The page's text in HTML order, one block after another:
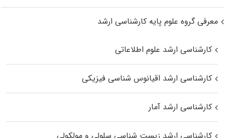
معرفی گروه علوم پایه کارشناسی ارشد
کارشناسی ارشد علوم اطلاعاتی
کارشناسی ارشد اقیانوس‌ شناسی فیزیکی
کارشناسی ارشد آمار